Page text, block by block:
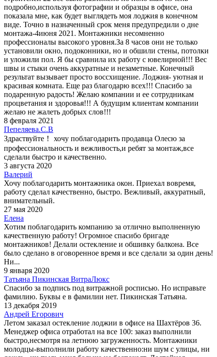
подробно,используя фотографии и образцы в офисе, она
показала мне, как будет выглядеть моя лоджия в конечном
виде. Точно в назначенный срок меня предупредили о дне
монтажа-4июня 2021. Монтажники несомненно
профессионалы высокого уровня.За 8 часов они не только
установили окно, подоконники, но и обшили стены, потолки
и уложили пол. Я бы сравнила их работу с ювелирной!!! Вес
швы и стыки очень аккуратные и незаметные. Конечный
результат вызывает просто воссхищение. Лоджия- уютная и
красивая комната. Еще раз благодарю всех!!! Спасибо за
подаренную радость! Желаю компании и ее сотрудникам
процветания и здоровья!!! А будущим клиентам компании
желаю не жалеть добрых слов!!!
8 февраля 2021
Пепеляева.С.В
Здраствуйте！ хочу поблагодарить продавца Олесю за
профессиональность и вежливость,и ребят за монтаж,все
сделали быстро и качественно.
3 августа 2020
Валерий
Хочу поблагодарить монтажника окон. Приехал вовремя,
работу сделал качественно, быстро. Вежливый, аккуратный,
внимательный.
27 мая 2020
Елена
Хотим поблагодарить компанию за отлично выполненную
качественную работу! Огромное спасибо бригаде
монтажников! Делали остекление и обшивку балкона. Все
было сделано в оговоренное время и все сделали за один день!
Ни...
9 января 2020
Татьяна Пикинская ВитраЛюкс
Спасибо за подпись под витражной росписью. Но исправьте
фамилию. Буквы е в фамилии нет. Пикинская Татьяна.
13 декабря 2019
Андрей Егорович
Летом заказал остекление лоджии в офисе на Шахтёров 36.
Менеджер офиса отработал на все 100: заказ выполнили
быстро,несмотря на летнюю загруженность. Монтажники
молодцы-выполнили работу качественно:ни шум с улицы, ни